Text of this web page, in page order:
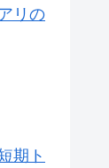
リの
期ト